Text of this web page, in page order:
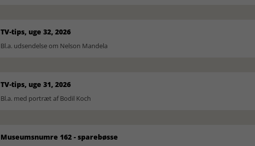
TV-tips, uge 32, 2026
Bl.a. udsendelse om Nelson Mandela
TV-tips, uge 31, 2026
Bl.a. med portræt af Bodil Koch
Museumsnumre 162 - sparebøsse